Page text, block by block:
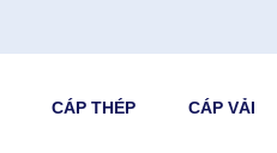
CÁP THÉP CÁP VẢI